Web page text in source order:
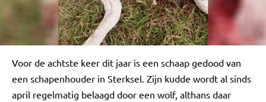
Voor de achtste keer dit jaar is een schaap gedood van
een schapenhouder in Sterksel. Zijn kudde wordt al sinds
april regelmatig belaagd door een wolf, althans daar